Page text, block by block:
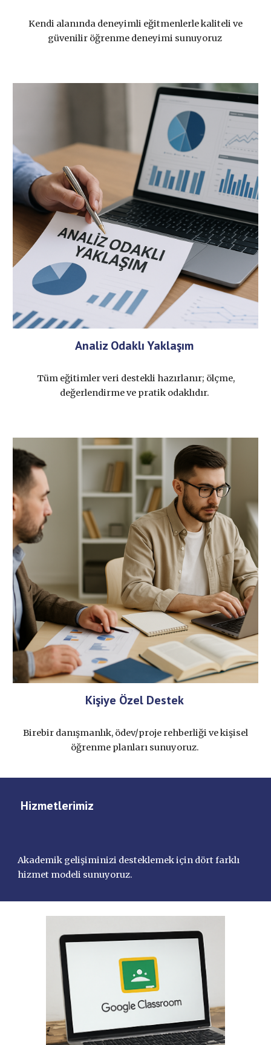
Kendi alanında deneyimli eğitmenlerle kaliteli ve
güvenilir öğrenme deneyimi sunuyoruz
Analiz Odaklı Yaklaşım
Tüm eğitimler veri destekli hazırlanır; ölçme,
değerlendirme ve pratik odaklıdır.
Kişiye Özel Destek
Birebir danışmanlık, ödev/proje rehberliği ve kişisel
öğrenme planları sunuyoruz.
Hizmetlerimiz
Akademik gelişiminizi desteklemek için dört farklı
hizmet modeli sunuyoruz.